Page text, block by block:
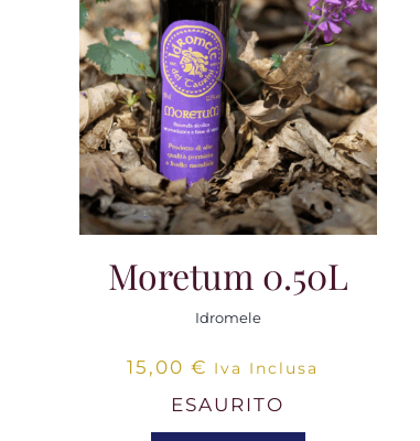
Moretum 0.50L
Idromele
15,00 € Iva Inclusa
ESAURITO